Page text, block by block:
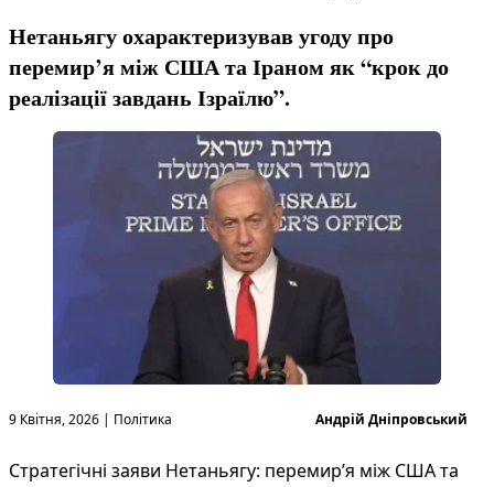
Нетаньягу охарактеризував угоду про
перемир’я між США та Іраном як “крок до
реалізації завдань Ізраїлю”.
9 Квітня, 2026 | Політика
Опубліковано
Андрій Дніпровський
Стратегічні заяви Нетаньягу: перемир’я між США та